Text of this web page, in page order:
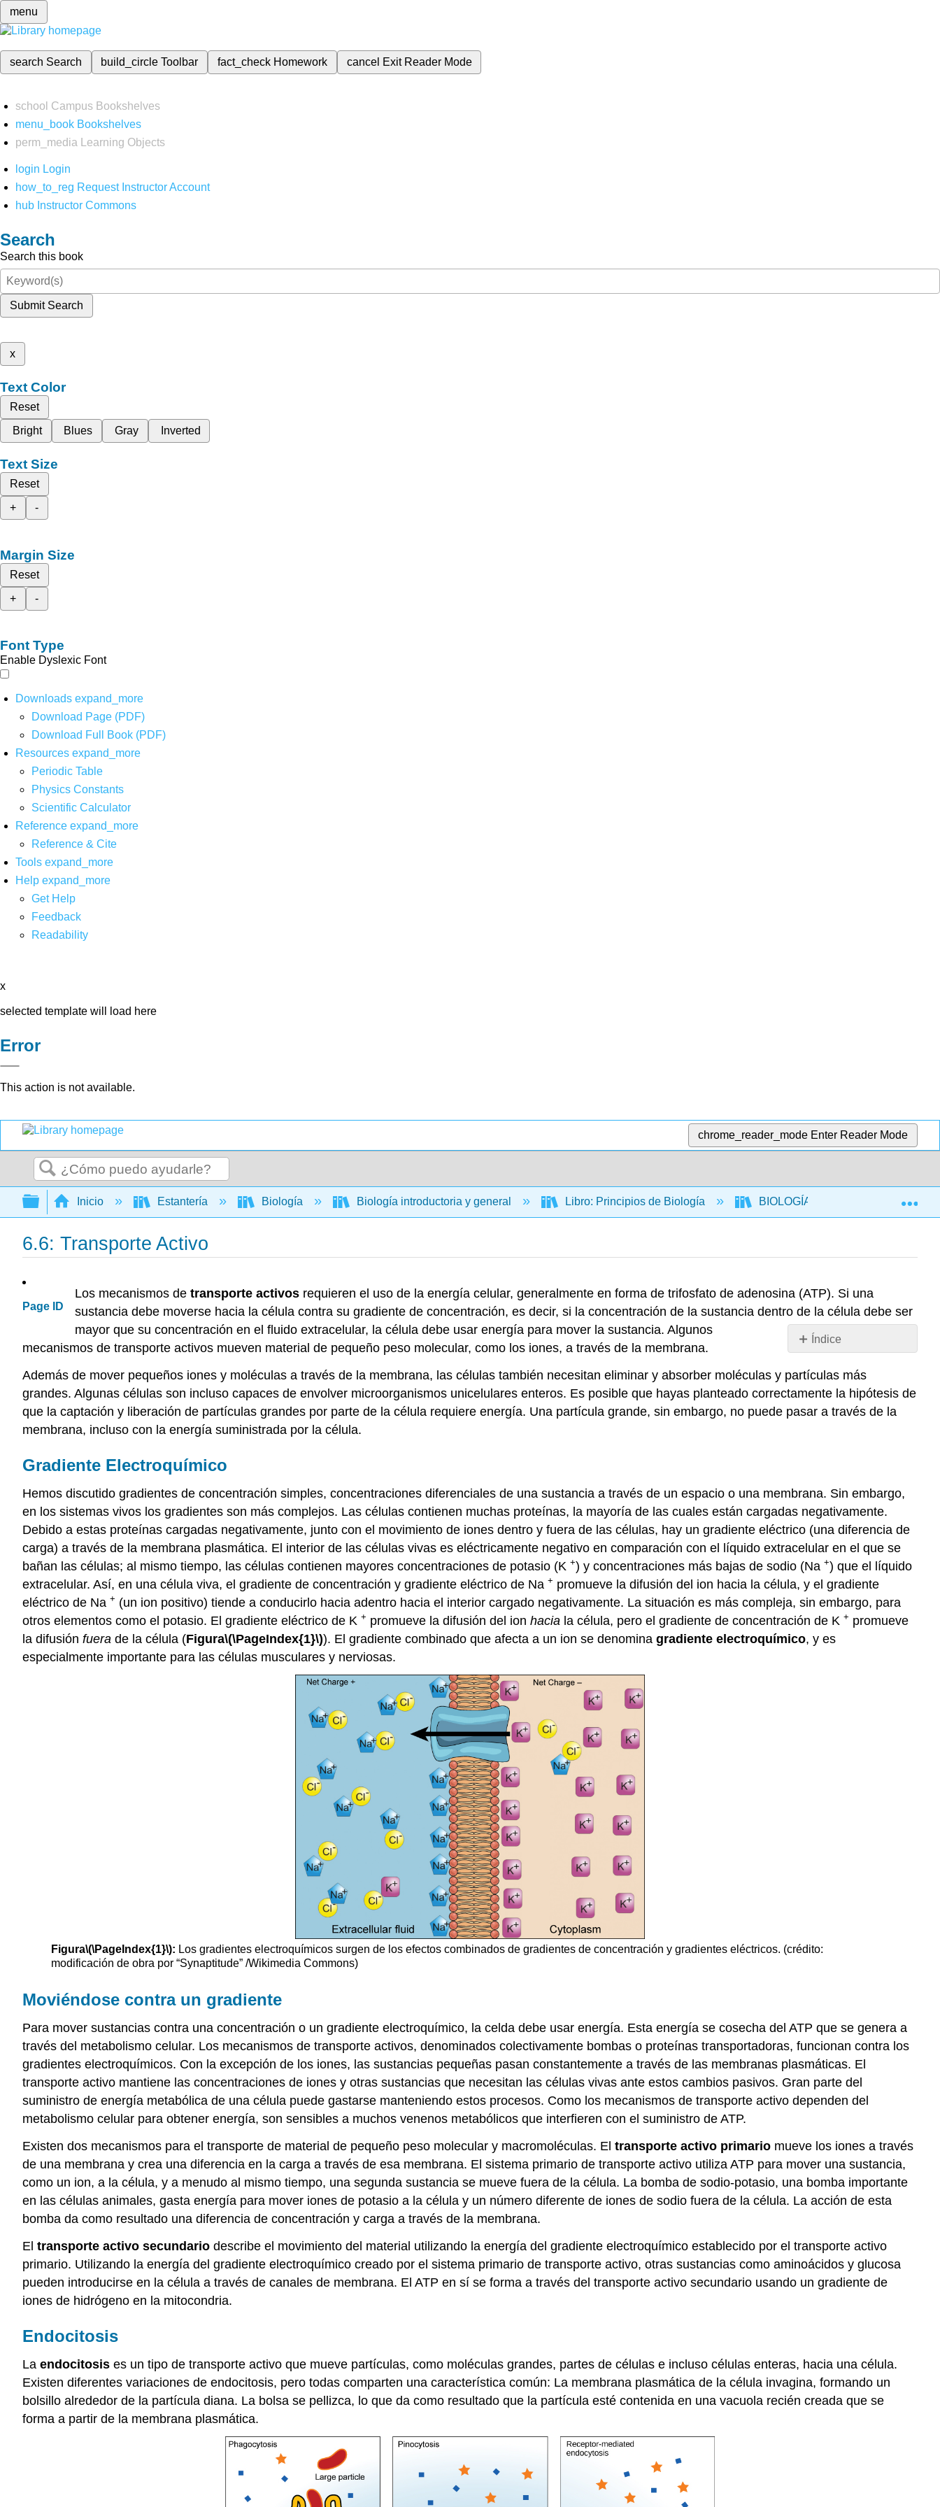
menu
search Search build_circleToolbar fact_check Homework cancel Exit Reader Mode
school Campus Bookshelves
menu_book Bookshelves
perm_media
Learning Objects
login Login
how_to_reg Request Instructor Account
hub Instructor Commons
Search
Search this book
Submit Search
x
Text Color
Reset
Bright
Blues Gray Inverted
Text Size
Reset
+
-
Margin Size
Reset
+
-
Font Type
Enable Dyslexic Font
Downloads expand_more
Download Page (PDF)
Download Full Book (PDF)
Resources expand_more
Periodic Table
Physics Constants
Scientific Calculator
Reference expand_more
Reference & Cite
Tools expand_more
Help expand_more
Get Help
Feedback
Readability
x
selected template will load here
Error
This action is not available.
chrome_reader_mode Enter Reader Mode
Buscar
Expandir/contraer jerarquía global
Inicio Estantería Biología Biología introductoria y general Libro: Principios de Biología BIOLOGÍA 211: Biología Celular
6.6: Transporte Activo
Page ID
Índice
Electroquímico
Moviéndose
contra
Referencias
Los mecanismos de transporte activos requieren el uso de la energía celular, generalmente en forma de trifosfato de adenosina (ATP). Si una
sustancia debe moverse hacia la célula contra su gradiente de concentración, es decir, si la concentración de la sustancia dentro de la célula debe ser
mayor que su concentración en el fluido extracelular, la célula debe usar energía para mover la sustancia. Algunos
mecanismos de transporte activos mueven material de pequeño peso molecular, como los iones, a través de la membrana.
Además de mover pequeños iones y moléculas a través de la membrana, las células también necesitan eliminar y absorber moléculas y partículas más
grandes. Algunas células son incluso capaces de envolver microorganismos unicelulares enteros. Es posible que hayas planteado correctamente la hipótesis de
que la captación y liberación de partículas grandes por parte de la célula requiere energía. Una partícula grande, sin embargo, no puede pasar a través de la
membrana, incluso con la energía suministrada por la célula.
Gradiente Electroquímico
Hemos discutido gradientes de concentración simples, concentraciones diferenciales de una sustancia a través de un espacio o una membrana. Sin embargo,
en los sistemas vivos los gradientes son más complejos. Las células contienen muchas proteínas, la mayoría de las cuales están cargadas negativamente.
Debido a estas proteínas cargadas negativamente, junto con el movimiento de iones dentro y fuera de las células, hay un gradiente eléctrico (una diferencia de
carga) a través de la membrana plasmática. El interior de las células vivas es eléctricamente negativo en comparación con el líquido extracelular en el que se
bañan las células; al mismo tiempo, las células contienen mayores concentraciones de potasio (K +) y concentraciones más bajas de sodio (Na +) que el líquido
extracelular. Así, en una célula viva, el gradiente de concentración y gradiente eléctrico de Na + promueve la difusión del ion hacia la célula, y el gradiente
eléctrico de Na + (un ion positivo) tiende a conducirlo hacia adentro hacia el interior cargado negativamente. La situación es más compleja, sin embargo, para
otros elementos como el potasio. El gradiente eléctrico de K + promueve la difusión del ion hacia la célula, pero el gradiente de concentración de K + promueve
la difusión fuera de la célula (Figura\(\PageIndex{1}\)). El gradiente combinado que afecta a un ion se denomina gradiente electroquímico, y es
especialmente importante para las células musculares y nerviosas.
Figura\(\PageIndex{1}\): Los gradientes electroquímicos surgen de los efectos combinados de gradientes de concentración y gradientes eléctricos. (crédito:
modificación de obra por “Synaptitude” /Wikimedia Commons)
Moviéndose contra un gradiente
Para mover sustancias contra una concentración o un gradiente electroquímico, la celda debe usar energía. Esta energía se cosecha del ATP que se genera a
través del metabolismo celular. Los mecanismos de transporte activos, denominados colectivamente bombas o proteínas transportadoras, funcionan contra los
gradientes electroquímicos. Con la excepción de los iones, las sustancias pequeñas pasan constantemente a través de las membranas plasmáticas. El
transporte activo mantiene las concentraciones de iones y otras sustancias que necesitan las células vivas ante estos cambios pasivos. Gran parte del
suministro de energía metabólica de una célula puede gastarse manteniendo estos procesos. Como los mecanismos de transporte activo dependen del
metabolismo celular para obtener energía, son sensibles a muchos venenos metabólicos que interfieren con el suministro de ATP.
Existen dos mecanismos para el transporte de material de pequeño peso molecular y macromoléculas. El transporte activo primario mueve los iones a través
de una membrana y crea una diferencia en la carga a través de esa membrana. El sistema primario de transporte activo utiliza ATP para mover una sustancia,
como un ion, a la célula, y a menudo al mismo tiempo, una segunda sustancia se mueve fuera de la célula. La bomba de sodio-potasio, una bomba importante
en las células animales, gasta energía para mover iones de potasio a la célula y un número diferente de iones de sodio fuera de la célula. La acción de esta
bomba da como resultado una diferencia de concentración y carga a través de la membrana.
El transporte activo secundario describe el movimiento del material utilizando la energía del gradiente electroquímico establecido por el transporte activo
primario. Utilizando la energía del gradiente electroquímico creado por el sistema primario de transporte activo, otras sustancias como aminoácidos y glucosa
pueden introducirse en la célula a través de canales de membrana. El ATP en sí se forma a través del transporte activo secundario usando un gradiente de
iones de hidrógeno en la mitocondria.
Endocitosis
La endocitosis es un tipo de transporte activo que mueve partículas, como moléculas grandes, partes de células e incluso células enteras, hacia una célula.
Existen diferentes variaciones de endocitosis, pero todas comparten una característica común: La membrana plasmática de la célula invagina, formando un
bolsillo alrededor de la partícula diana. La bolsa se pellizca, lo que da como resultado que la partícula esté contenida en una vacuola recién creada que se
forma a partir de la membrana plasmática.